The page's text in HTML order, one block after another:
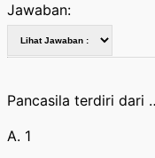
Jawaban:
Pancasila terdiri dari
A. 1